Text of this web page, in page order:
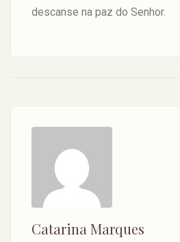
descanse na paz do Senhor.
Catarina Marques